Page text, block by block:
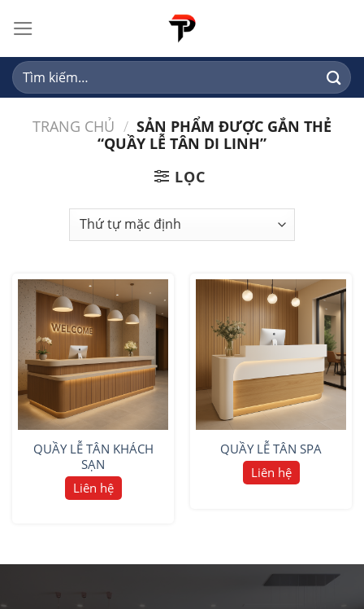
content
Tìm
kiếm:
TRANG CHỦ / SẢN PHẨM ĐƯỢC GẮN THẺ
“QUẦY LỄ TÂN DI LINH”
LỌC
QUẦY LỄ TÂN KHÁCH
SẠN
Liên hệ
QUẦY LỄ TÂN SPA
Liên hệ